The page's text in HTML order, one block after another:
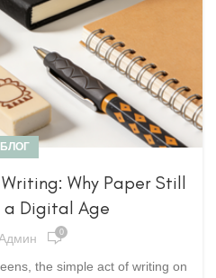
БЛОГ
Why Paper Still
Digital Age
0
the simple act of writing on